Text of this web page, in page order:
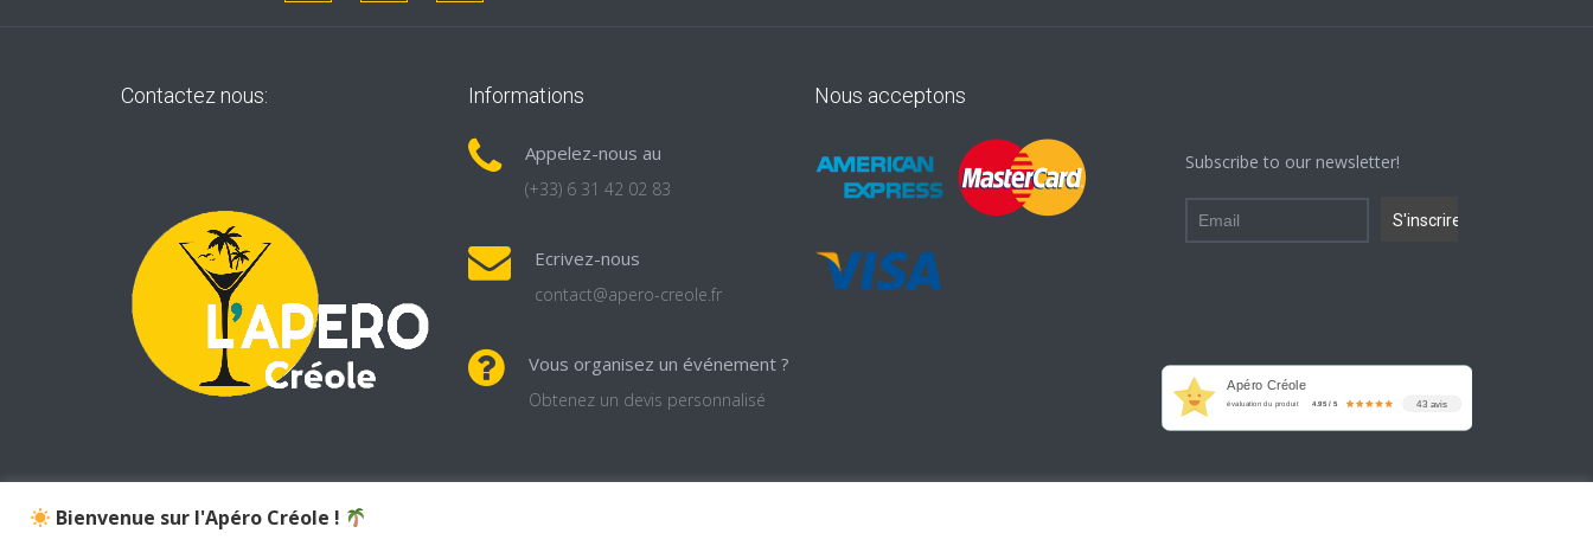
Contactez nous: Informations
Appelez-nous au
(+33) 6 31 42 02 83
Ecrivez-nous
contact@apero-creole.fr
Vous organisez un événement ?
Obtenez un devis personnalisé
Nous acceptons
Subscribe to our newsletter!
Apéro Créole
évaluation du produit 4.95 / 5 43 avis
Bienvenue sur l'Apéro Créole !